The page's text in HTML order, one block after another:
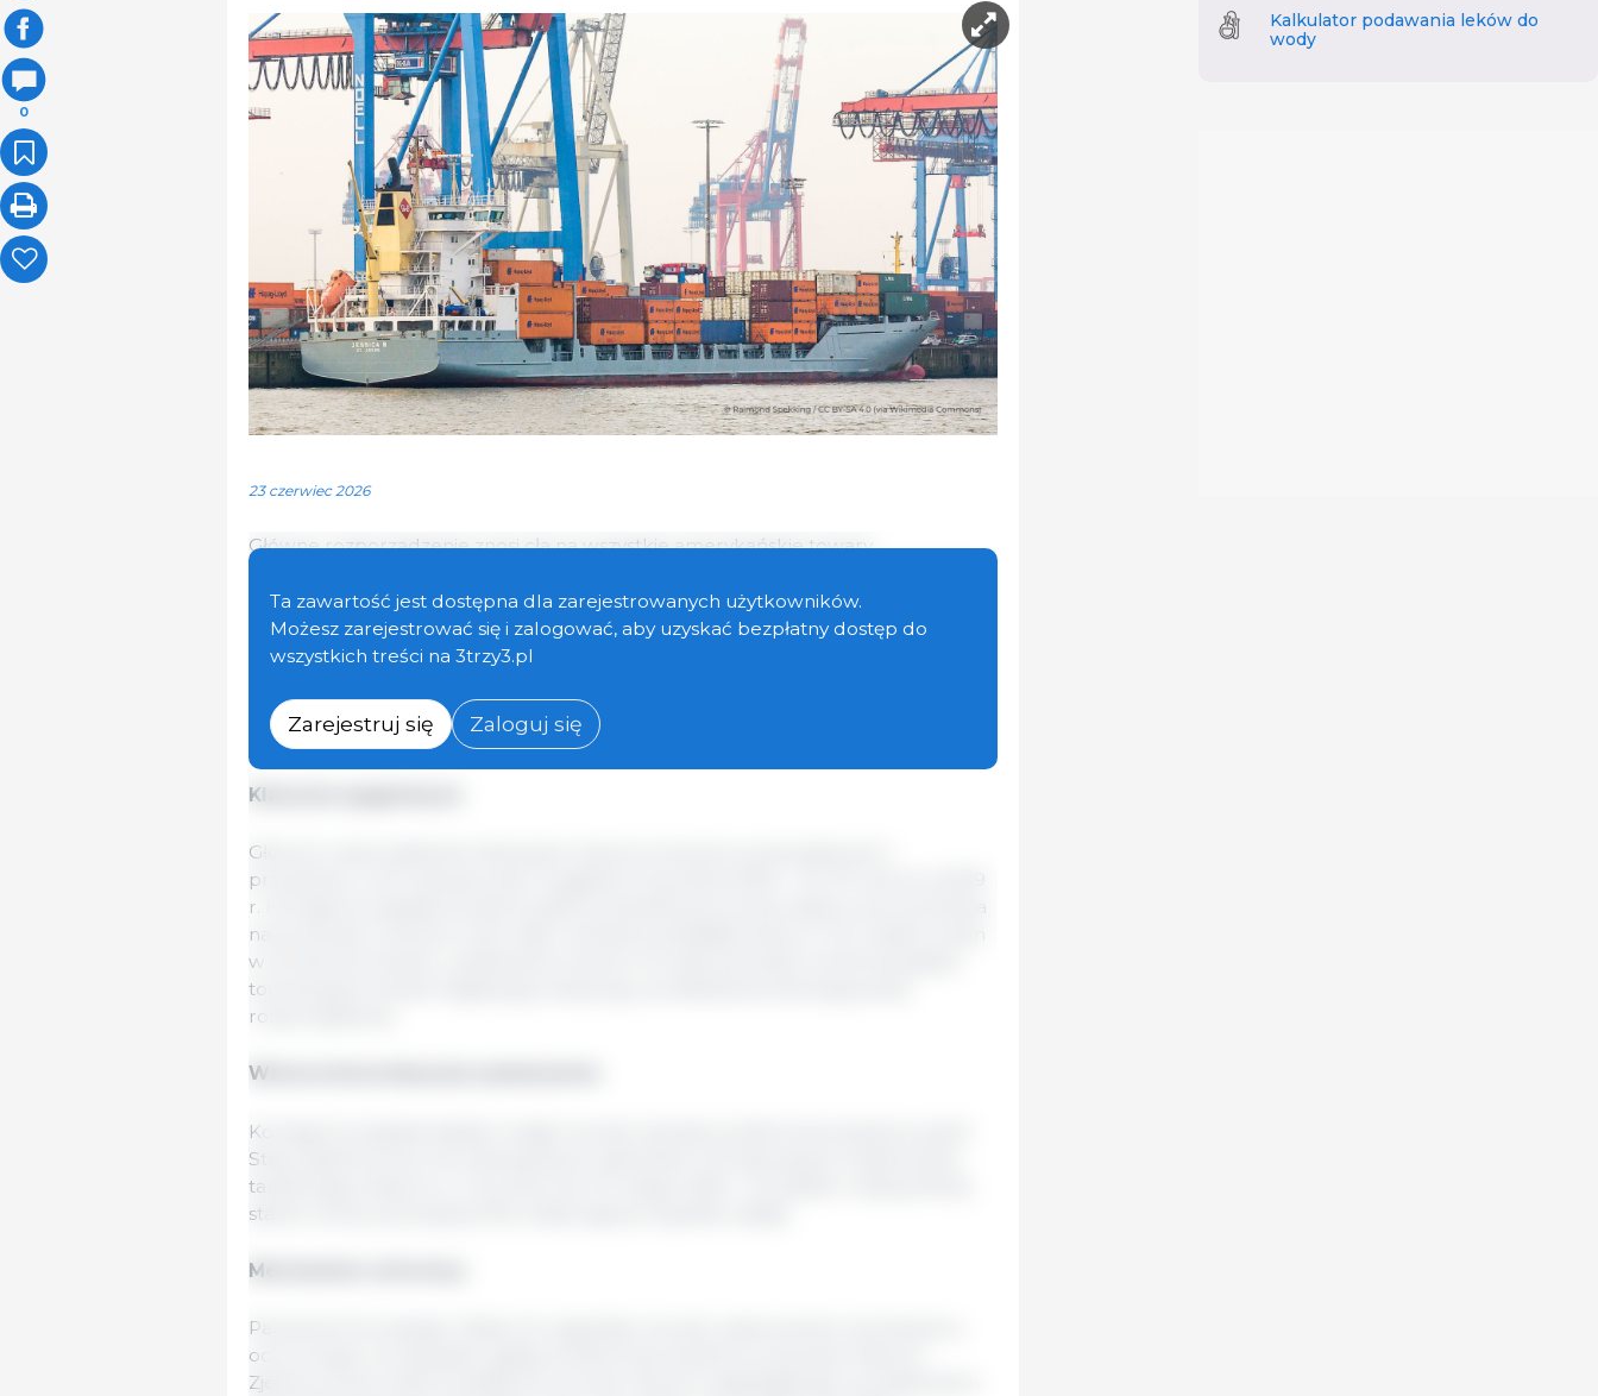
0
23 czerwiec 2026
Główne rozporządzenie znosi cła na wszystkie amerykańskie towary
amerykańskich produktów rybnych i rolnych. Drugie rozporządzenie dotyczy
przedłużenia bezcłowego importu homarów, obejmując obecnie również
produkty z homarów poddane przetworzeniu. Oba projekty zostały wcześniej
wprowadzili kilka elementów wzmacniających pierwotną propozycję Komisji
Europejskiej.
Klauzula wygaśnięcia
Główne rozporządzenie dotyczące importu towarów przemysłowych i
produktów rolno-spożywczych wygaśnie 31 grudnia 2029 r. Do 30 czerwca 2029
r. Komisja Europejska przeprowadzi kompleksową ocenę wpływu porozumienia
na przemysł, rolnictwo oraz małe i średnie przedsiębiorstwa w UE, a także zmian
w strukturze handlu z państwami trzecimi. W razie potrzeby ocenie tej będzie
towarzyszył wniosek legislacyjny dotyczący przedłużenia obowiązywania
rozporządzenia.
Wzmocniona klauzula zawieszenia
Komisja Europejska będzie mogła również zawiesić preferencje taryfowe, jeżeli
Stany Zjednoczone nie odniosą się do zastrzeżeń UE dotyczących traktowania
taryfowego eksportu z Unii, który do 24 lutego 2026 r. korzystał z maksymalnej
stawki celnej wynoszącej 15%, obejmującej wszystkie opłaty.
Mechanizm ochronny
Parlament Europejski i Rada UE uzgodniły również ustanowienie mechanizmu
ochronnego na wypadek, gdyby preferencje taryfowe przyznane Stanom
Zjednoczonym doprowadziły do wzrostu importu zagrażającego wyrządzeniem
Ta zawartość jest dostępna dla zarejestrowanych użytkowników.
Możesz zarejestrować się i zalogować, aby uzyskać bezpłatny dostęp do
wszystkich treści na 3trzy3.pl
Zarejestruj się Zaloguj się
Kalkulator podawania leków do
wody